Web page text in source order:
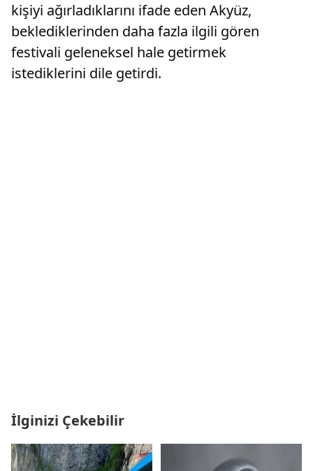
kişiyi ağırladıklarını ifade eden Akyüz,
beklediklerinden daha fazla ilgili gören
festivali geleneksel hale getirmek
istediklerini dile getirdi.
İlginizi Çekebilir